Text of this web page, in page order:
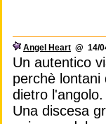
Angel Heart @ 14/
Un autentico
perchè
dietro l'angolo.
Una discesa